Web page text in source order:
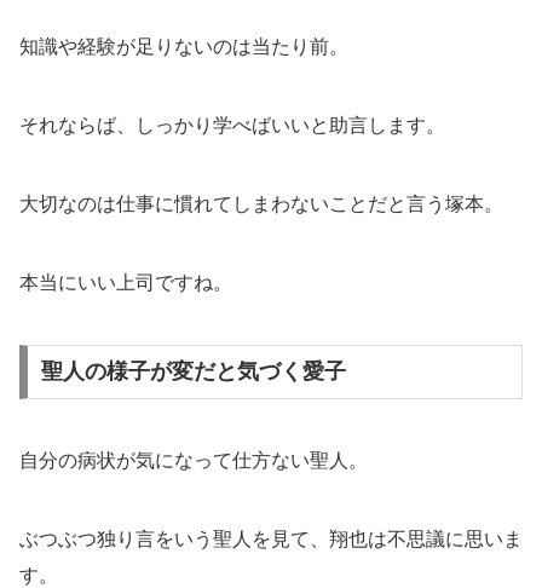
知識や経験が足りないのは当たり前。
それならば、しっかり学べばいいと助言します。
大切なのは仕事に慣れてしまわないことだと言う塚本。
本当にいい上司ですね。
聖人の様子が変だと気づく愛子
自分の病状が気になって仕方ない聖人。
ぶつぶつ独り言をいう聖人を見て、翔也は不思議に思いま
す。